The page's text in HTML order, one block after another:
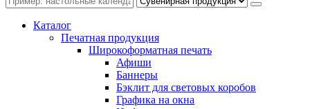
Каталог
Печатная продукция
Широкоформатная печать
Афиши
Баннеры
Бэклит для световых коробов
Графика на окна